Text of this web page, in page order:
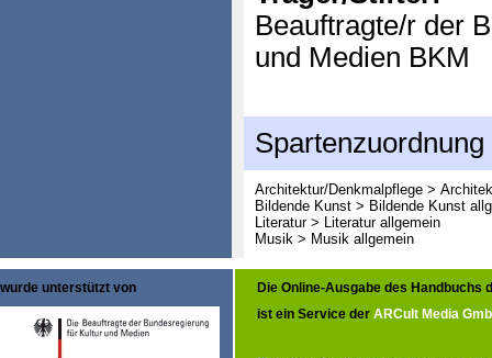
Beauftragte/r der
und Medien BKM
Spartenzuordnung
Architektur/Denkmalpflege >
Bildende Kunst > Bildende Kunst
Literatur > Literatur allgemein
Musik > Musik allgemein
wurde unterstützt von
Die Online-Ausgabe des Handbuchs
ist ein Service der ARCult Media